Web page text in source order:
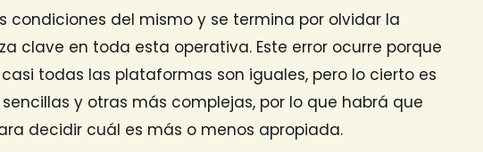
condiciones del mismo y se termina por olvidar la
clave en toda esta operativa. Este error ocurre porque
todas las plataformas son iguales, pero lo cierto es
y otras más complejas, por lo que habrá que
decidir cuál es más o menos apropiada.